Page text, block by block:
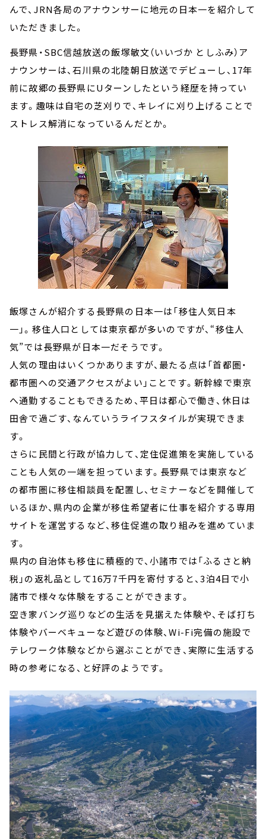
んで、JRN各局のアナウンサーに地元の日本一を紹介して
いただきました。
長野県・SBC信越放送の飯塚敏文（いいづか としふみ）ア
ナウンサーは、石川県の北陸朝日放送でデビューし、17年
前に故郷の長野県にUターンしたという経歴を持ってい
ます。趣味は自宅の芝刈りで、キレイに刈り上げることで
ストレス解消になっているんだとか。
飯塚さんが紹介する長野県の日本一は「移住人気日本
一」。移住人口としては東京都が多いのですが、“移住人
気”では長野県が日本一だそうです。
人気の理由はいくつかありますが、最たる点は「首都圏・
都市圏への交通アクセスがよい」ことです。新幹線で東京
へ通勤することもできるため、平日は都心で働き、休日は
田舎で過ごす、なんていうライフスタイルが実現できま
す。
さらに民間と行政が協力して、定住促進策を実施している
ことも人気の一端を担っています。長野県では東京など
の都市圏に移住相談員を配置し、セミナーなどを開催して
いるほか、県内の企業が移住希望者に仕事を紹介する専用
サイトを運営するなど、移住促進の取り組みを進めていま
す。
県内の自治体も移住に積極的で、小諸市では「ふるさと納
税」の返礼品として16万7千円を寄付すると、3泊4日で小
諸市で様々な体験をすることができます。
空き家バング巡りなどの生活を見据えた体験や、そば打ち
体験やバーベキューなど遊びの体験、Wi-Fi完備の施設で
テレワーク体験などから選ぶことができ、実際に生活する
時の参考になる、と好評のようです。